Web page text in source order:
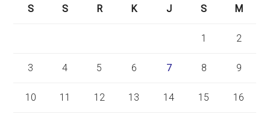
S
S R K J S M
1 2
3 4 5 6 7 8 9
10 11 12 13 14 15 16